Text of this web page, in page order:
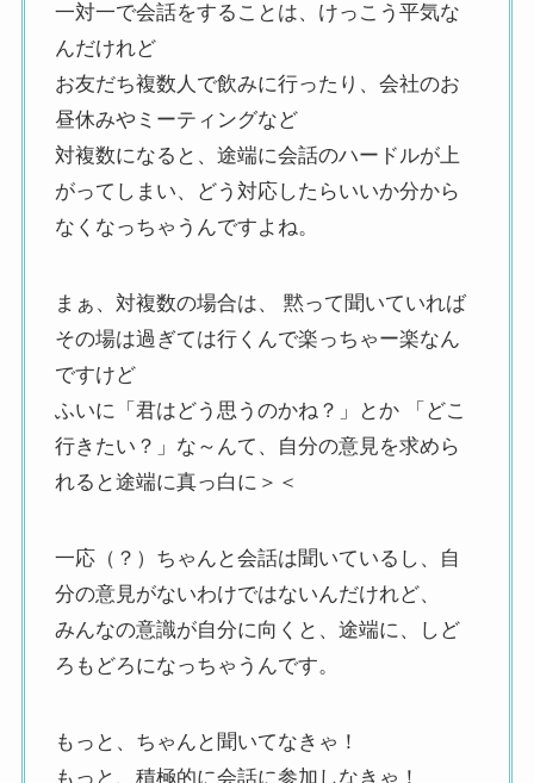
一対一で会話をすることは、けっこう平気な
んだけれど
お友だち複数人で飲みに行ったり、会社のお
昼休みやミーティングなど
対複数になると、途端に会話のハードルが上
がってしまい、どう対応したらいいか分から
なくなっちゃうんですよね。
まぁ、対複数の場合は、 黙って聞いていれば
その場は過ぎては行くんで楽っちゃー楽なん
ですけど
ふいに「君はどう思うのかね？」とか 「どこ
行きたい？」な～んて、自分の意見を求めら
れると途端に真っ白に＞＜
一応（？）ちゃんと会話は聞いているし、自
分の意見がないわけではないんだけれど、
みんなの意識が自分に向くと、途端に、しど
ろもどろになっちゃうんです。
もっと、ちゃんと聞いてなきゃ！
もっと、積極的に会話に参加しなきゃ！